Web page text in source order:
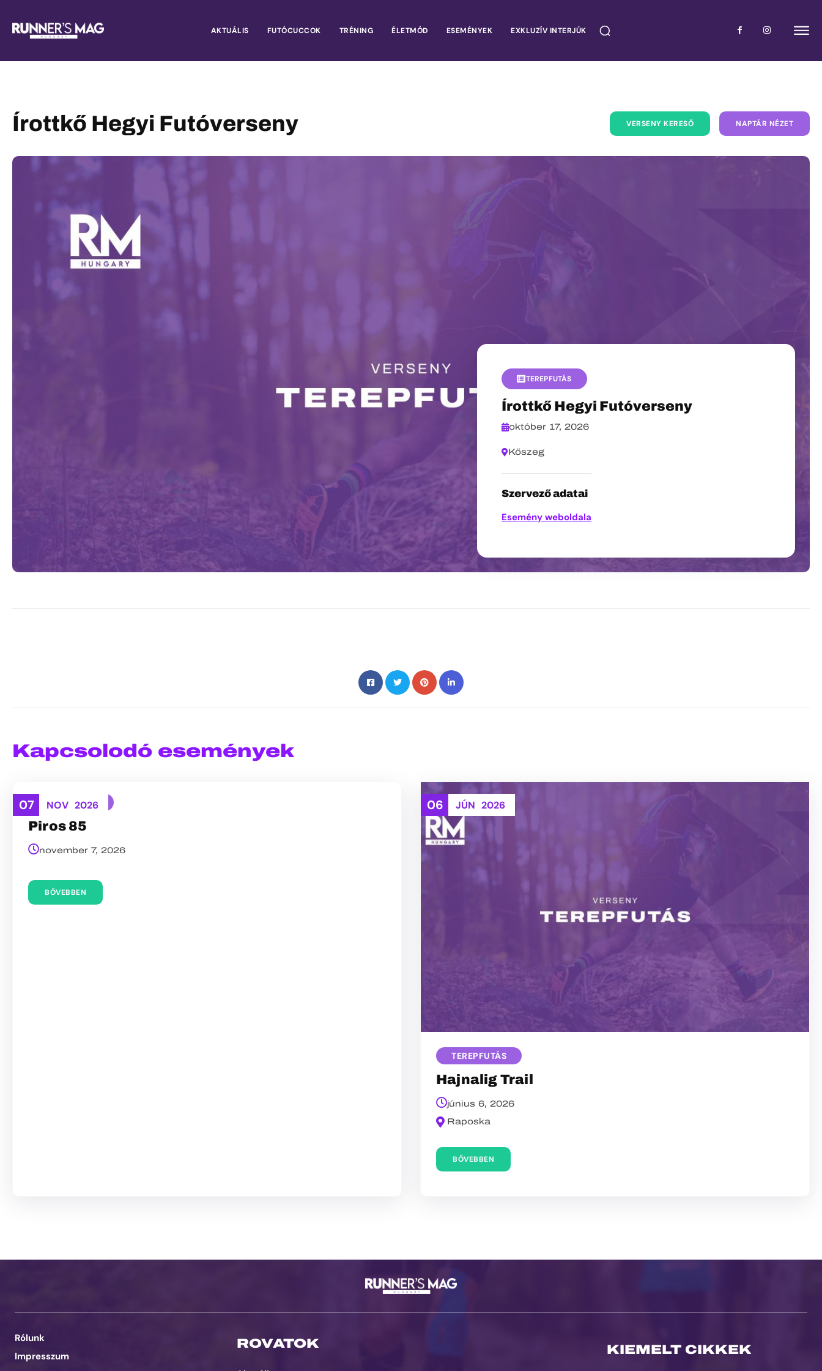
AKTUÁLIS FUTÓCUCCOK TRÉNING ÉLETMÓD ESEMÉNYEK EXKLUZÍV INTERJÚK
Írottkő Hegyi Futóverseny VERSENY KERESŐ NAPTÁR NÉZET
TEREPFUTÁS
Írottkő Hegyi Futóverseny
október 17, 2026
Kőszeg
Szervező adatai
Esemény weboldala
Kapcsolodó események
07 NOV 2026
TEREPFUTÁS
Piros 85
november 7, 2026
BŐVEBBEN
06 JÚN 2026
TEREPFUTÁS
Hajnalig Trail
június 6, 2026
Raposka
BŐVEBBEN
Rólunk
Impresszum
ROVATOK KIEMELT CIKKEK